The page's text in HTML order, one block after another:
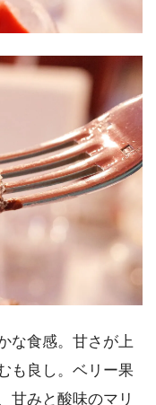
な食感。甘さが上
も良し。ベリー果
甘みと酸味のマリ